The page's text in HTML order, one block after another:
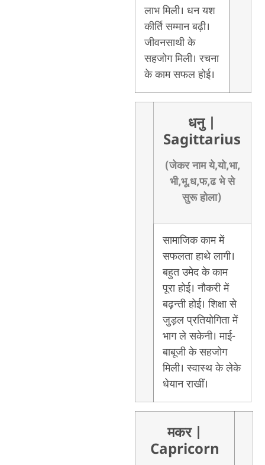
लाभ मिली। धन यश
कीर्ति सम्मान बढ़ी।
जीवनसाथी के
सहजोग मिली। रचना
के काम सफल होई।
धनु
Sagittarius
(जेकर नाम ये,यो,भा,
भी,भू,ध,फ,ढ भे से
सुरू होला)
सामाजिक काम में
सफलता हाथे लागी।
बहुत उमेद के काम
पूरा होई। नौकरी में
बढ़न्ती होई। शिक्षा से
जुड़ल प्रतियोगिता में
भाग ले सकेनी। माई-
बाबूजी के सहजोग
मिली। स्वास्थ के लेके
धेयान राखीं।
मकर
Capricorn